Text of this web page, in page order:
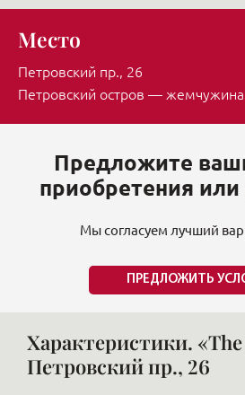
Место
Петровский пр., 26
Петровский остров — жемчужина
Предложите
приобретения или
Мы согласуем лучший
ПРЕДЛОЖИТЬ
Характеристики. «The
Петровский пр., 26